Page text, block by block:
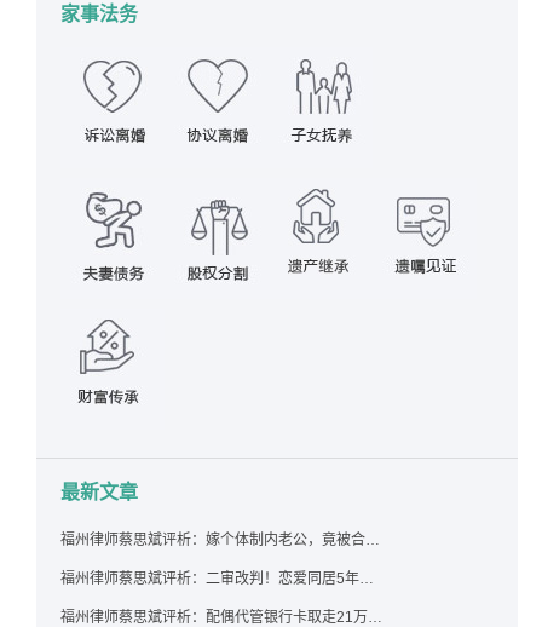
家事法务
最新文章
福州律师蔡思斌评析：嫁个体制内老公，竟被合伙设局背上近百万债务，婚前不查征信真要命！
福州律师蔡思斌评析：二审改判！恋爱同居5年为女友买车，分手后能要回吗？
福州律师蔡思斌评析：配偶代管银行卡取走21万，离婚后这笔钱还要得回来吗？